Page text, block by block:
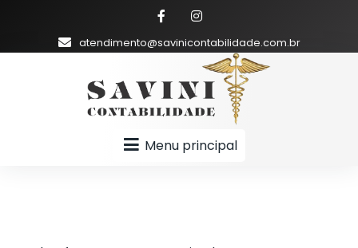
atendimento@savinicontabilidade.com.br
Menu principal